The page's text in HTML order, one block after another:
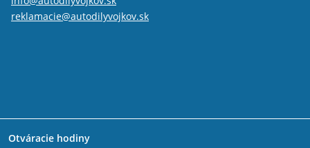
reklamacie@autodilyvojkov.sk
Otváracie hodiny